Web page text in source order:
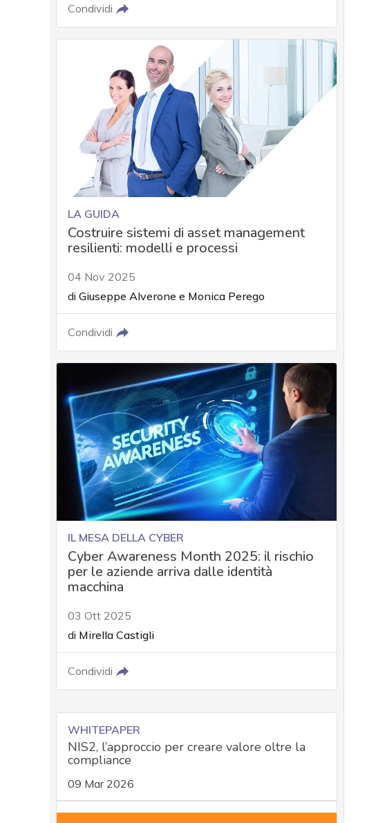
Condividi
LA GUIDA
Costruire sistemi di asset management
resilienti: modelli e processi
04 Nov 2025
di Giuseppe Alveronee Monica Perego
Condividi
IL MESA DELLA CYBER
Cyber Awareness Month 2025: il rischio
per le aziende arriva dalle identità
macchina
03 Ott 2025
di Mirella Castigli
Condividi
WHITEPAPER
NIS2, l’approccio per creare valore oltre la
compliance
09 Mar 2026